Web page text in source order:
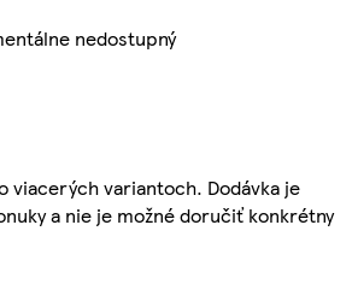
nedostupný
viacerých variantoch. Dodávka je
a nie je možné doručiť konkrétny